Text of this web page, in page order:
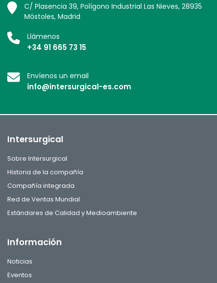
C/ Plasencia 39, Polígono Industrial Las Nieves, 28935
Móstoles, Madrid
Llámenos
+34 91 665 73 15
Envíenos un email
info@intersurgical-es.com
Intersurgical
Sobre Intersurgical
Historia de la compañía
Compañía integrada
Red de Ventas Mundial
Estándares de Calidad y Medioambiente
Información
Noticias
Eventos